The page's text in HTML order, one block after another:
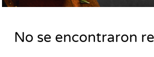
No se encontraron